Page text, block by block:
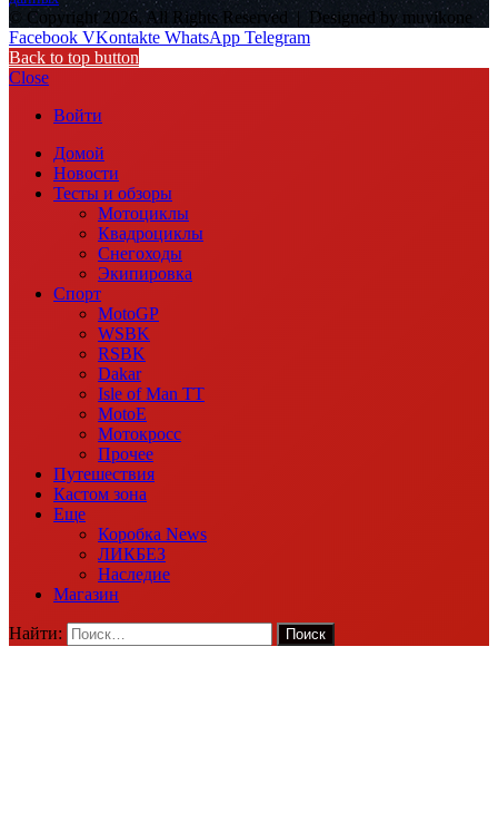
© Copyright 2026, All Rights Reserved |
Designed by muvikone
Facebook VKontakte WhatsApp Telegram
Back to top button
Close
Войти
Домой
Новости
Тесты и обзоры
Мотоциклы
Квадроциклы
Снегоходы
Экипировка
Спорт
MotoGP
WSBK
RSBK
Dakar
Isle of Man TT
MotoE
Мотокросс
Прочее
Путешествия
Кастом зона
Еще
Коробка News
ЛИКБЕЗ
Наследие
Магазин
Найти: